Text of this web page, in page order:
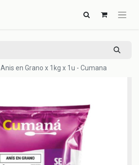
Anis en Grano x 1kg x 1u - Cumana